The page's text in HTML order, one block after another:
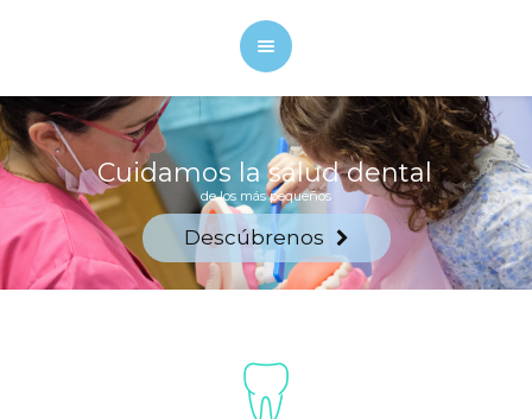
Cuidamos la salud dental
de los más pequeños
Descúbrenos